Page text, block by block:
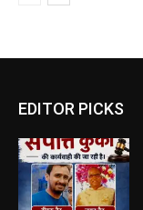
EDITOR PICKS